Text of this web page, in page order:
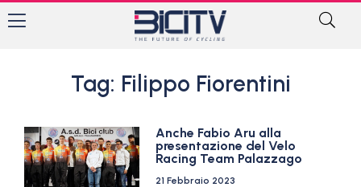
Tag: Filippo Fiorentini
Anche Fabio Aru alla
presentazione del Velo
Racing Team Palazzago
21 Febbraio 2023